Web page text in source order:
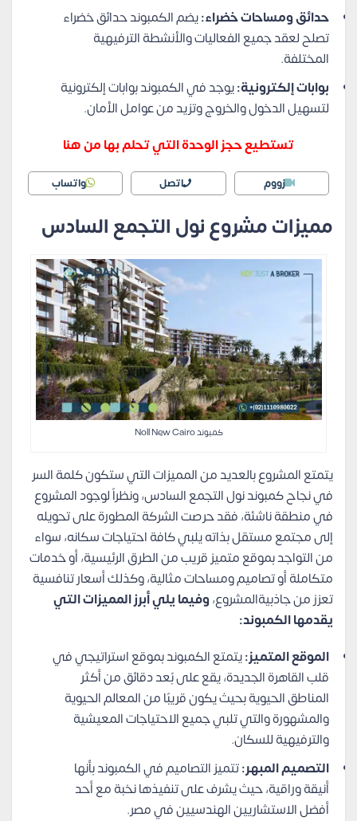
حدائق ومساحات خضراء:يضم الكمبوند حدائق خضراء
تصلح لعقد جميع الفعاليات والأنشطة الترفيهية
المختلفة.
بوابات إلكترونية:يوجد في الكمبوند بوابات إلكترونية
لتسهيل الدخول والخروج وتزيد من عوامل الأمان.
تستطيع حجز الوحدة التي تحلم بها من هنا
زووم اتصل واتساب
مميزاتمشروع نول التجمع السادس
كمبوند Noll New Cairo
يتمتع المشروع بالعديد من المميزات التي ستكون كلمة السر
في نجاح كمبوند نول التجمع السادس، ونظراً لوجود المشروع
في منطقة ناشئة، فقد حرصت الشركة المطورة على تحويله
إلى مجتمع مستقل بذاته يلبي كافة احتياجات سكانه، سواء
من التواجد بموقع متميز قريب من الطرق الرئيسية، أو خدمات
متكاملة أو تصاميم ومساحات مثالية، وكذلك أسعار تنافسية
تعزز من جاذبيةالمشروع،وفيما يلي أبرز المميزات التي
يقدمها الكمبوند:
الموقع المتميز:يتمتع الكمبوند بموقع استراتيجي في
قلب القاهرة الجديدة، يقع على بُعد دقائق من أكثر
المناطق الحيوية بحيث يكون قريبًا من المعالم الحيوية
والمشهورة والتي تلبي جميع الاحتياجات المعيشية
والترفيهية للسكان.
التصميم المبهر:تتميز التصاميم في الكمبوند بأنها
أنيقة وراقية، حيث يشرف على تنفيذها نخبة مع أحد
أفضل الاستشاريين الهندسيين في مصر.